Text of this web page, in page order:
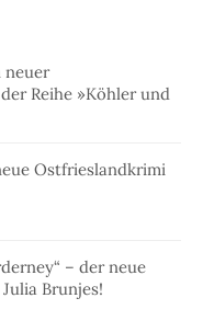
neuer
Reihe »Köhler und
Ostfrieslandkrimi
– der neue
Brunjes!